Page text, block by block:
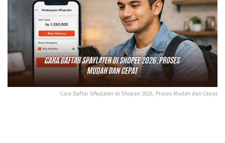
Cara Daftar SPayLater di Shopee 2026, Proses Mudah dan Cepat